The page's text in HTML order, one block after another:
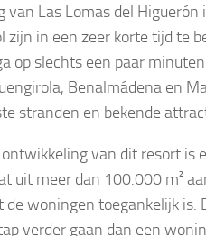
van Las Lomas del
zijn in een zeer korte tijd te
op slechts een paar
Benalmádena en
stranden en bekende
ontwikkeling van dit resort is
uit meer dan 100.000 m²
de woningen toegankelijk is.
verder gaan dan een